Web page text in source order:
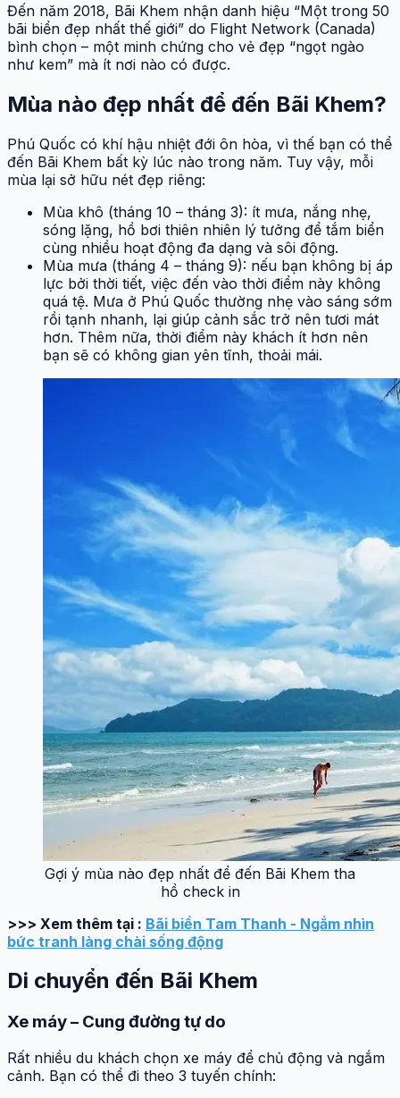
Đến năm 2018, Bãi Khem nhận danh hiệu “Một trong 50
bãi biển đẹp nhất thế giới” do Flight Network (Canada)
bình chọn – một minh chứng cho vẻ đẹp “ngọt ngào
như kem” mà ít nơi nào có được.
Mùa nào đẹp nhất để đến Bãi Khem?
Phú Quốc có khí hậu nhiệt đới ôn hòa, vì thế bạn có thể
đến Bãi Khem bất kỳ lúc nào trong năm. Tuy vậy, mỗi
mùa lại sở hữu nét đẹp riêng:
Mùa khô (tháng 10 – tháng 3): ít mưa, nắng nhẹ,
sóng lặng, hồ bơi thiên nhiên lý tưởng để tắm biển
cùng nhiều hoạt động đa dạng và sôi động.
Mùa mưa (tháng 4 – tháng 9): nếu bạn không bị áp
lực bởi thời tiết, việc đến vào thời điểm này không
quá tệ. Mưa ở Phú Quốc thường nhẹ vào sáng sớm
rồi tạnh nhanh, lại giúp cảnh sắc trở nên tươi mát
hơn. Thêm nữa, thời điểm này khách ít hơn nên
bạn sẽ có không gian yên tĩnh, thoải mái.
Gợi ý mùa nào đẹp nhất để đến Bãi Khem tha
hồ check in
>>> Xem thêm tại : Bãi biển Tam Thanh - Ngắm nhìn
bức tranh làng chài sống động
Di chuyển đến Bãi Khem
Xe máy – Cung đường tự do
Rất nhiều du khách chọn xe máy để chủ động và ngắm
cảnh. Bạn có thể đi theo 3 tuyến chính: